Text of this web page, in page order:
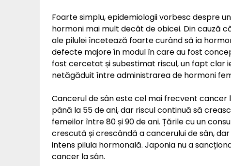
Foarte simplu, epidemiologii vorbesc despre
hormoni mai mult decât de obicei. Din cauză
ale pilulei încetează foarte curând să ia
defecte majore în modul în care au fost
fost cercetat și subestimat riscul, un fapt clar
netăgăduit între administrarea de hormoni
Cancerul de sân este cel mai frecvent
până la 55 de ani, dar riscul continuă să
femeilor între 80 și 90 de ani. Țările cu un
crescută și crescândă a cancerului de sân,
intens pilula hormonală. Japonia nu a
cancer la sân.